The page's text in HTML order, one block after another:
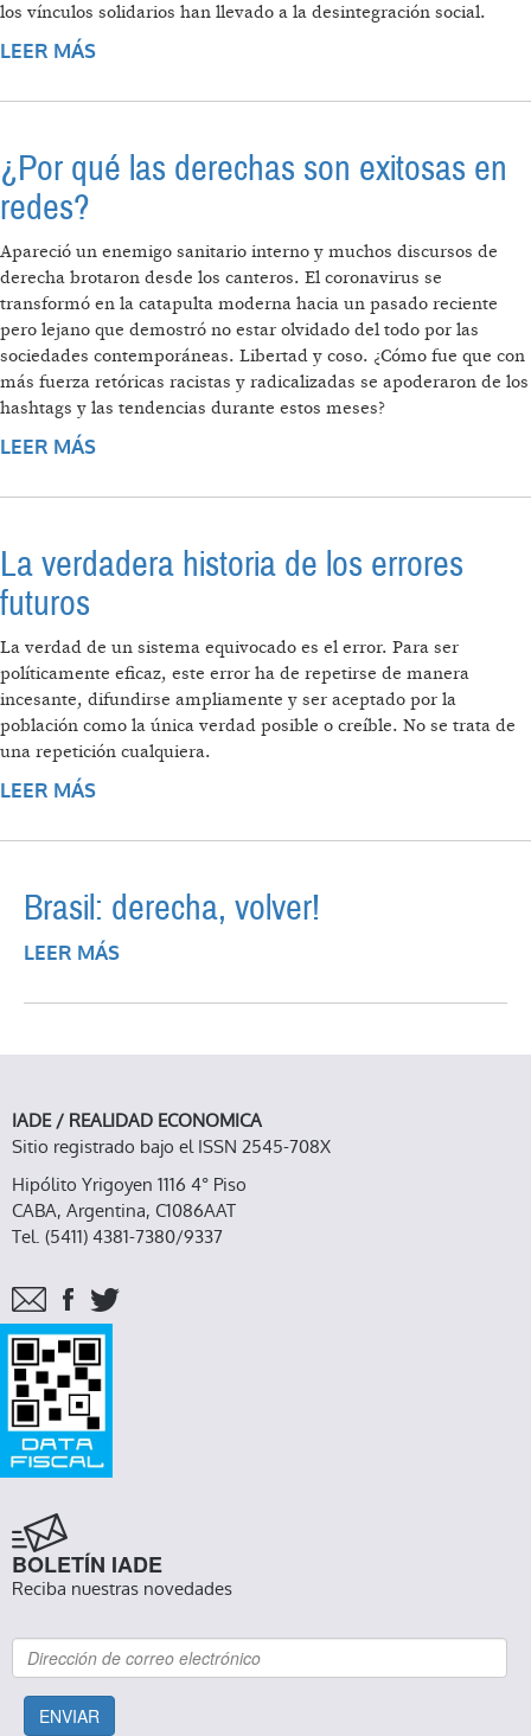
los vínculos solidarios han llevado a la desintegración social.
LEER MÁS
¿Por qué las derechas son exitosas en
redes?
Apareció un enemigo sanitario interno y muchos discursos de
derecha brotaron desde los canteros. El coronavirus se
transformó en la catapulta moderna hacia un pasado reciente
pero lejano que demostró no estar olvidado del todo por las
sociedades contemporáneas. Libertad y coso. ¿Cómo fue que con
más fuerza retóricas racistas y radicalizadas se apoderaron de los
hashtags y las tendencias durante estos meses?
LEER MÁS
La verdadera historia de los errores
futuros
La verdad de un sistema equivocado es el error. Para ser
políticamente eficaz, este error ha de repetirse de manera
incesante, difundirse ampliamente y ser aceptado por la
población como la única verdad posible o creíble. No se trata de
una repetición cualquiera.
LEER MÁS
Brasil: derecha, volver!
LEER MÁS
IADE / REALIDAD ECONOMICA
Sitio registrado bajo el ISSN 2545-708X
Hipólito Yrigoyen 1116 4° Piso
CABA, Argentina, C1086AAT
Tel. (5411) 4381-7380/9337
BOLETÍN IADE
Reciba nuestras novedades
ENVIAR